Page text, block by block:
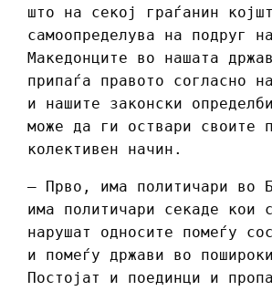
што на секој граѓанин
самоопределува на подруг
Македонците во нашата
припаѓа правото согласно
и нашите законски
може да ги оствари своите
колективен начин.
– Прво, има политичари во
има политичари секаде кои
нарушат односите помеѓу
и помеѓу држави во
Постојат и поединци и